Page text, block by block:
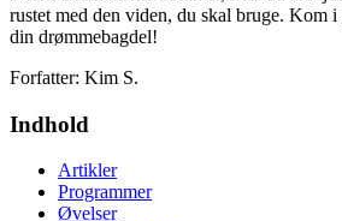
rustet med den viden, du skal bruge. Kom
din drømmebagdel!
Forfatter: Kim S.
Indhold
Artikler
Programmer
Øvelser